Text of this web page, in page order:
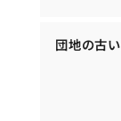
団地の古